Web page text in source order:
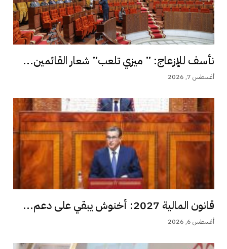
نأسف للإزعاج: ” ميزي تلعب” شعار القائمين...
أغسطس 7, 2026
قانون المالية 2027: أخنوش يبقي على دعم...
أغسطس 6, 2026